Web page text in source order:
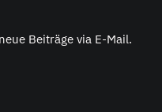
Beiträge via E-Mail.